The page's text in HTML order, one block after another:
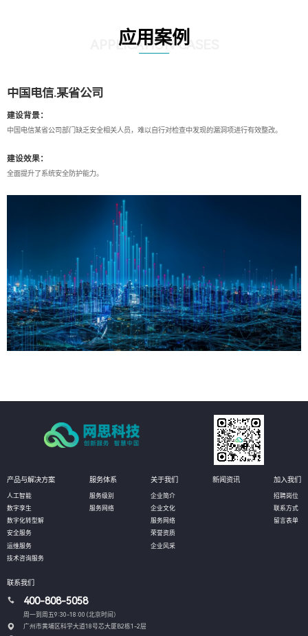
应用案例
APPLICATION CASES
中国电信.某省公司
建设背景：
中国电信某省公司部门缺乏安全相关人员，难以自行对检查中发现的漏洞项进行有效整改。
建设效果：
全面提升了系统安全防护能力。
产品与解决方案
人工智能
数字孪生
数字化转型解
安全服务
运维服务
技术咨询服务
服务体系
服务级别
服务网络
关于我们
企业简介
企业文化
服务网络
荣誉资质
企业风采
新闻资讯 加入我们
招聘岗位
联系方式
留言表单
联系我们
400-808-5058
周一到周五9:30-18:00 (北京时间）
广州市黄埔区科学大道18号芯大厦B2栋1-2层